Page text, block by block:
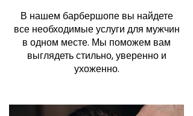
В нашем барбершопе вы найдете
все необходимые услуги для мужчин
в одном месте. Мы поможем вам
выглядеть стильно, уверенно и
ухоженно.